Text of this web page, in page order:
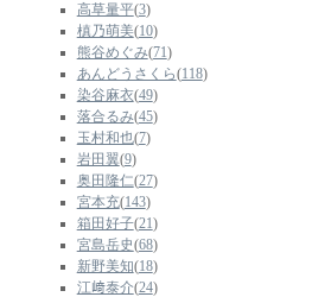
高草量平(3)
槙乃萌美(10)
熊谷めぐみ(71)
あんどうさくら(118)
染谷麻衣(49)
落合るみ(45)
玉村和也(7)
岩田翼(9)
奥田隆仁(27)
宮本充(143)
箱田好子(21)
宮島岳史(68)
新野美知(18)
江﨑泰介(24)